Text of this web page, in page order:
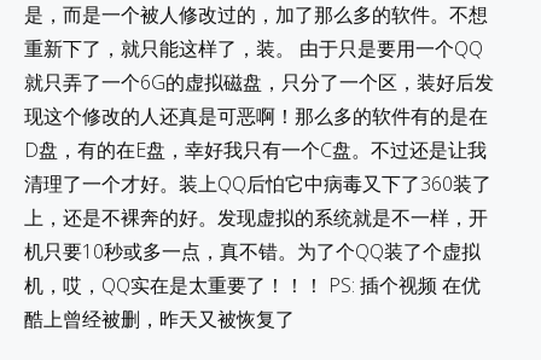
是，而是一个被人修改过的，加了那么多的软件。不想
重新下了，就只能这样了，装。 由于只是要用一个QQ
就只弄了一个6G的虚拟磁盘，只分了一个区，装好后发
现这个修改的人还真是可恶啊！那么多的软件有的是在
D盘，有的在E盘，幸好我只有一个C盘。不过还是让我
清理了一个才好。装上QQ后怕它中病毒又下了360装了
上，还是不裸奔的好。发现虚拟的系统就是不一样，开
机只要10秒或多一点，真不错。为了个QQ装了个虚拟
机，哎，QQ实在是太重要了！！！ PS: 插个视频 在优
酷上曾经被删，昨天又被恢复了